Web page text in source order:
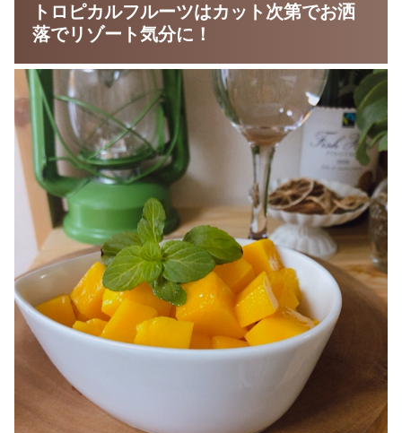
トロピカルフルーツはカット次第でお洒
落でリゾート気分に！